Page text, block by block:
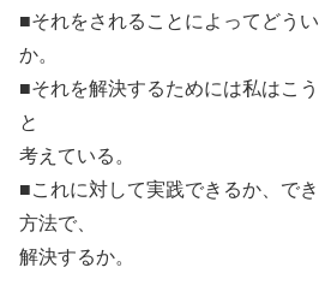
■それをされることによってどう
か。
■それを解決するためには私はこ
と
考えている。
■これに対して実践できるか、で
方法で、
解決するか。